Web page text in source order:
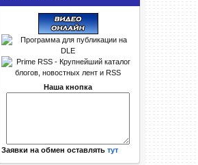
Наша кнопка
Заявки на обмен оставлять тут